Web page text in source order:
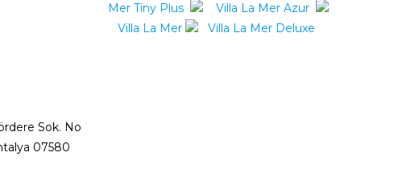
Sok. No
07580
Mer Tiny Plus
Villa La Mer Azur
Villa La Mer
Villa La Mer Deluxe